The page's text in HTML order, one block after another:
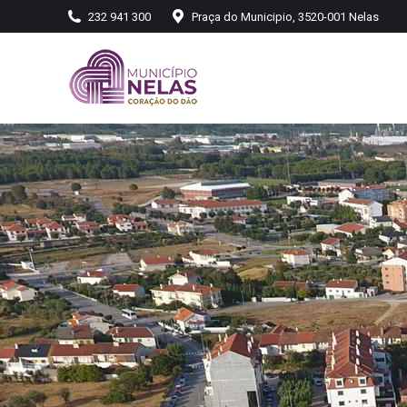
232 941 300 Praça do Municipio, 3520-001 Nelas